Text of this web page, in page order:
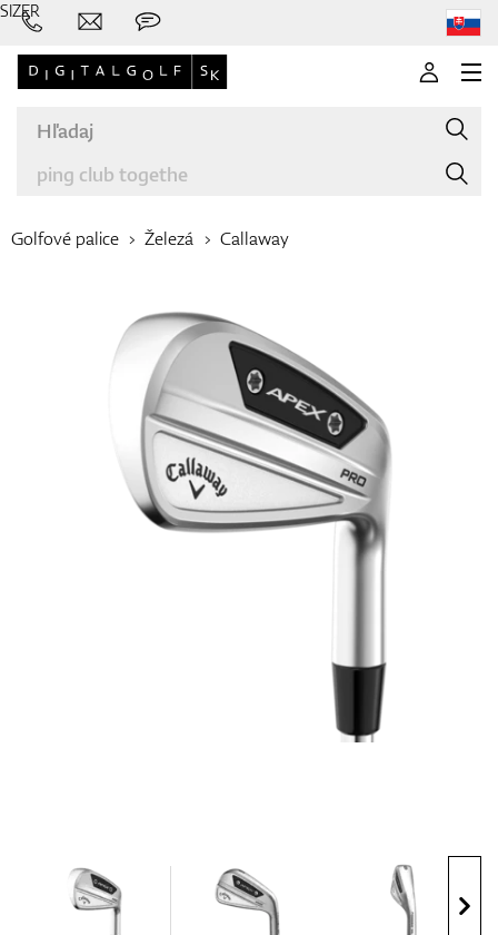
Palice
Oblečenie
Bagy
Golfové palice Železá Callaway
SIZER